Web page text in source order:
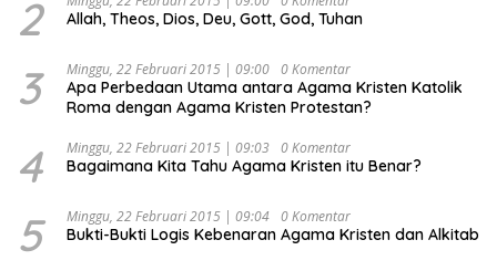
2 Allah, Theos, Dios, Deu, Gott, God, Tuhan
3 Minggu, 22 Februari 2015 | 09:00 0 Komentar
Apa Perbedaan Utama antara Agama Kristen Katolik
Roma dengan Agama Kristen Protestan?
4 Minggu, 22 Februari 2015 | 09:03 0 Komentar
Bagaimana Kita Tahu Agama Kristen itu Benar?
5 Minggu, 22 Februari 2015 | 09:04 0 Komentar
Bukti-Bukti Logis Kebenaran Agama Kristen dan Alkitab